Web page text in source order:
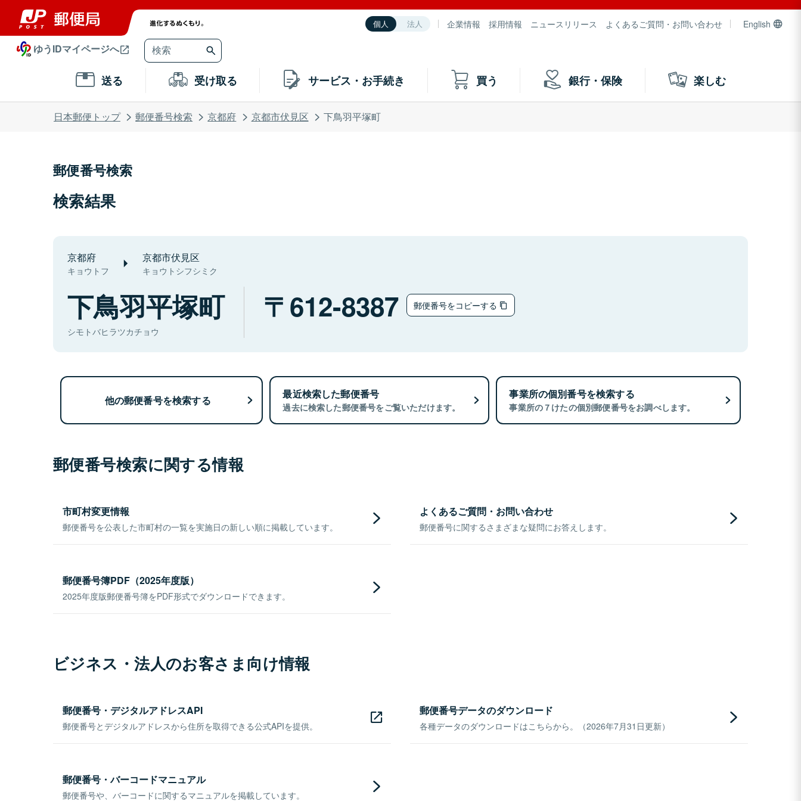
個人 法人 企業情報 採用情報 ニュースリリース よくあるご質問・お問い合わせ English
ゆうIDマイページへ
送る 受け取る サービス・お手続き 買う 銀行・保険 楽しむ
日本郵便トップ 郵便番号検索 京都府 京都市伏見区 下鳥羽平塚町
郵便番号検索
検索結果
京都府
キョウトフ
京都市伏見区
キョウトシフシミク
下鳥羽平塚町
シモトバヒラツカチョウ
612-8387 郵便番号をコピーする
他の郵便番号を検索する 最近検索した郵便番号
過去に検索した郵便番号をご覧いただけます。
事業所の個別番号を検索する
事業所の７けたの個別郵便番号をお調べします。
郵便番号検索に関する情報
市町村変更情報
郵便番号を公表した市町村の一覧を実施日の新しい順に掲載しています。
よくあるご質問・お問い合わせ
郵便番号に関するさまざまな疑問にお答えします。
郵便番号簿PDF（2025年度版）
2025年度版郵便番号簿をPDF形式でダウンロードできます。
ビジネス・法人のお客さま向け情報
郵便番号・デジタルアドレスAPI
郵便番号とデジタルアドレスから住所を取得できる公式APIを提供。
郵便番号データのダウンロード
各種データのダウンロードはこちらから。（2026年7月31日更新）
郵便番号・バーコードマニュアル
郵便番号や、バーコードに関するマニュアルを掲載しています。